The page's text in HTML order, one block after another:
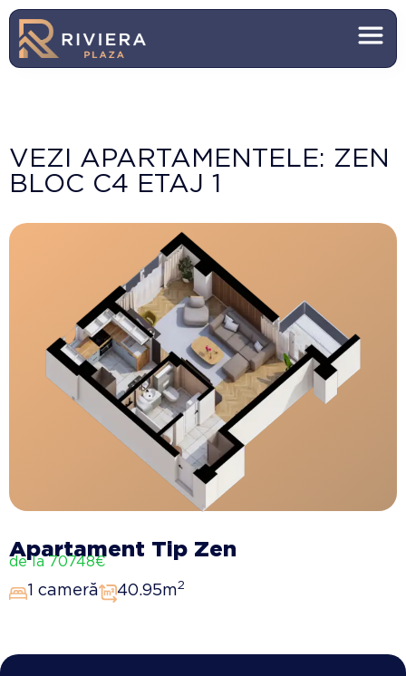
VEZI APARTAMENTELE: ZEN
BLOC C4 ETAJ 1
Apartament Tip Zen
de la 70748€
1 cameră 40.95m2